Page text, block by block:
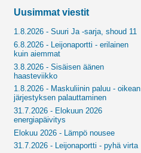
Uusimmat viestit
1.8.2026 - Suuri Ja -sarja, shoud 11
6.8.2026 - Leijonaportti - erilainen
kuin aiemmat
3.8.2026 - Sisäisen äänen
haasteviikko
1.8.2026 - Maskuliinin paluu - oikean
järjestyksen palauttaminen
31.7.2026 - Elokuun 2026
energiapäivitys
Elokuu 2026 - Lämpö nousee
31.7.2026 - Leijonaportti - pyhä virta